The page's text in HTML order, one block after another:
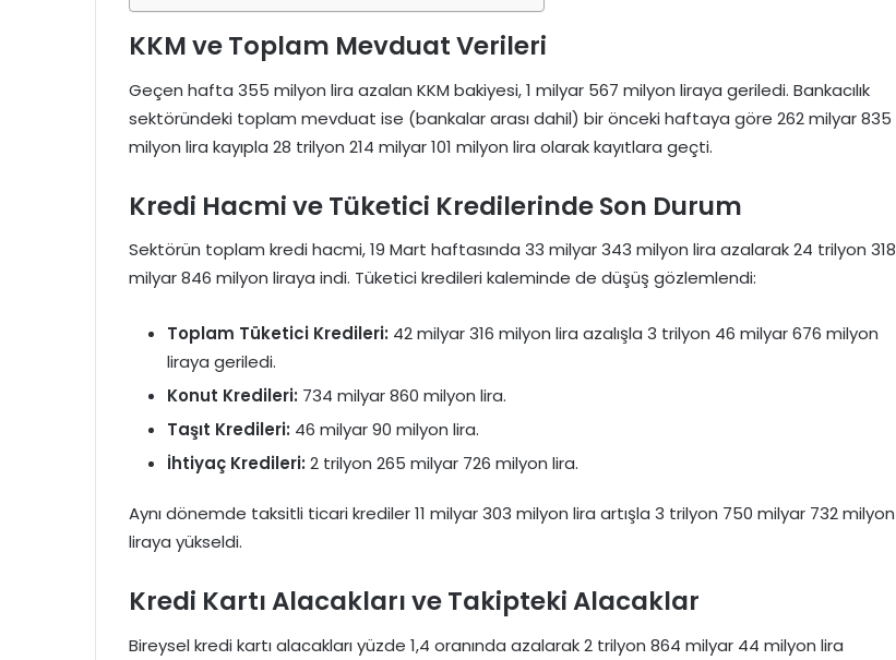
KKM ve Toplam Mevduat Verileri
Geçen hafta 355 milyon lira azalan KKM bakiyesi, 1 milyar 567 milyon liraya geriledi. Bankacılık
sektöründeki toplam mevduat ise (bankalar arası dahil) bir önceki haftaya göre 262 milyar 835
milyon lira kayıpla 28 trilyon 214 milyar 101 milyon lira olarak kayıtlara geçti.
Kredi Hacmi ve Tüketici Kredilerinde Son Durum
Sektörün toplam kredi hacmi, 19 Mart haftasında 33 milyar 343 milyon lira azalarak 24 trilyon 318
milyar 846 milyon liraya indi. Tüketici kredileri kaleminde de düşüş gözlemlendi:
Toplam Tüketici Kredileri: 42 milyar 316 milyon lira azalışla 3 trilyon 46 milyar 676 milyon
liraya geriledi.
Konut Kredileri: 734 milyar 860 milyon lira.
Taşıt Kredileri: 46 milyar 90 milyon lira.
İhtiyaç Kredileri: 2 trilyon 265 milyar 726 milyon lira.
Aynı dönemde taksitli ticari krediler 11 milyar 303 milyon lira artışla 3 trilyon 750 milyar 732 milyon
liraya yükseldi.
Kredi Kartı Alacakları ve Takipteki Alacaklar
Bireysel kredi kartı alacakları yüzde 1,4 oranında azalarak 2 trilyon 864 milyar 44 milyon lira